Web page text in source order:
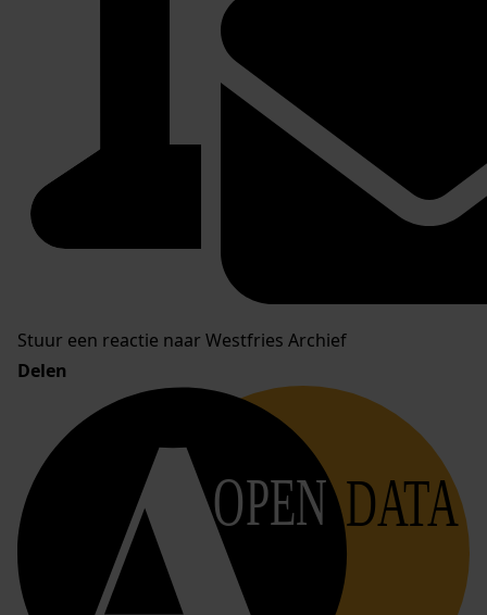
Stuur een reactie naar Westfries Archief
Delen
OPEN DATA